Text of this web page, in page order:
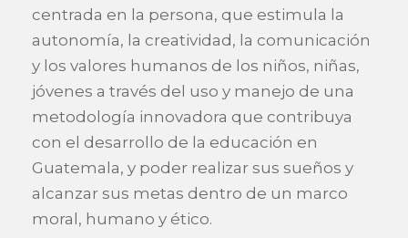
centrada en la persona, que estimula la
autonomía, la creatividad, la comunicación
y los valores humanos de los niños, niñas,
jóvenes a través del uso y manejo de una
metodología innovadora que contribuya
con el desarrollo de la educación en
Guatemala, y poder realizar sus sueños y
alcanzar sus metas dentro de un marco
moral, humano y ético.